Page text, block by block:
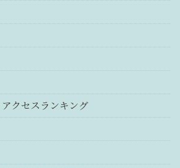
クセスランキング